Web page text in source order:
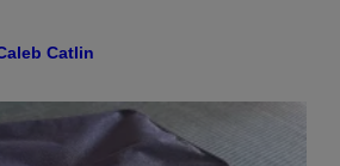
Catlin